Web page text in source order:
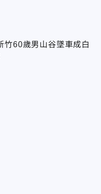
竹60歲男山谷墜車成白